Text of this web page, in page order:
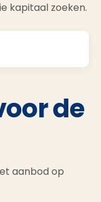
kapitaal zoeken.
de
aanbod op